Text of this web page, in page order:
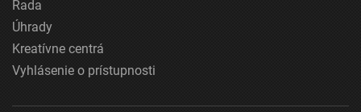
Rada
Úhrady
Kreatívne centrá
Vyhlásenie o prístupnosti